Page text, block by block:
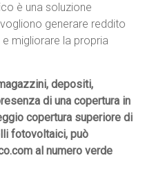
è una soluzione
generare reddito
migliorare la propria
depositi,
di una copertura in
copertura superiore di
fotovoltaici, può
al numero verde